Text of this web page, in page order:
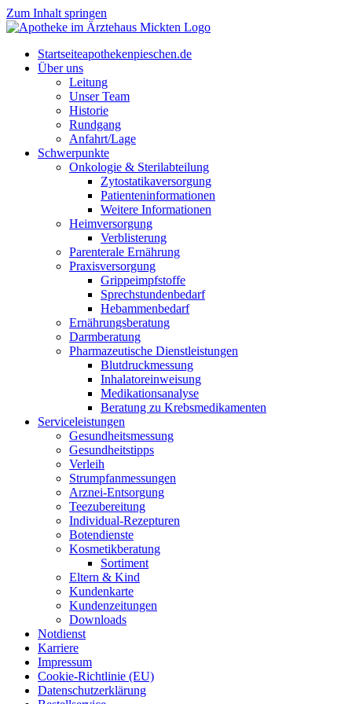
Zum Inhalt springen
Start­sei­teapothekenpieschen.de
Über uns
Lei­tung
Unser Team
His­to­rie
Rund­gang
Anfahrt/Lage
Schwer­punk­te
Onkologie & Sterilabteilung
Zyto­sta­ti­ka­ver­sor­gung
Pati­en­ten­in­for­ma­tio­nen
Wei­te­re Informationen
Heim­ver­sor­gung
Ver­blis­te­rung
Par­en­te­r­ale Ernährung
Pra­xis­ver­sor­gung
Grip­pe­impf­stof­fe
Sprech­stun­den­be­darf
Heb­am­men­be­darf
Ernäh­rungs­be­ra­tung
Darm­be­ra­tung
Phar­ma­zeu­ti­sche Dienstleistungen
Blut­druck­mes­sung
Inha­la­tor­ein­wei­sung
Medi­ka­ti­ons­ana­ly­se
Bera­tung zu Krebsmedikamenten
Ser­vice­leis­tun­gen
Gesund­heits­mes­sung
Gesund­heits­tipps
Ver­leih
Strumpfan­mes­sun­gen
Arz­n­ei-Ent­­sor­­gung
Tee­zu­be­rei­tung
Indi­­vi­­du­al-Rezep­­tu­­ren
Boten­diens­te
Kos­me­tik­be­ra­tung
Sor­ti­ment
Eltern & Kind
Kun­den­kar­te
Kun­den­zei­tun­gen
Down­loads
Not­dienst
Kar­rie­re
Impres­sum
Coo­kie-Rich­t­­li­­nie (EU)
Datenschutz­erklärung